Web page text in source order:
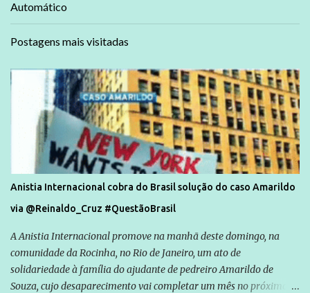
Automático
Postagens mais visitadas
Anistia Internacional cobra do Brasil solução do caso Amarildo
via @Reinaldo_Cruz #QuestãoBrasil
A Anistia Internacional promove na manhã deste domingo, na
comunidade da Rocinha, no Rio de Janeiro, um ato de
solidariedade à família do ajudante de pedreiro Amarildo de
Souza, cujo desaparecimento vai completar um mês no próximo